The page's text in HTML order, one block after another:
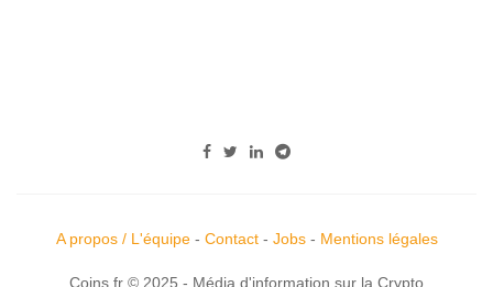
A propos / L'équipe- Contact- Jobs- Mentions légales
Coins.fr © 2025 - Média d'information sur la Crypto